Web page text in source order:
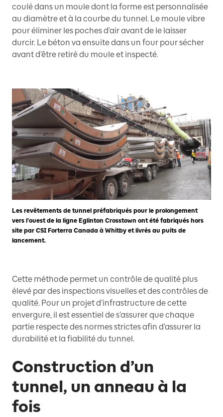
coulé dans un moule dont la forme est personnalisée
au diamètre et à la courbe du tunnel. Le moule vibre
pour éliminer les poches d’air avant de le laisser
durcir. Le béton va ensuite dans un four pour sécher
avant d’être retiré du moule et inspecté.
Les revêtements de tunnel préfabriqués pour le prolongement
vers l’ouest de la ligne Eglinton Crosstown ont été fabriqués hors
site par CSI Forterra Canada à Whitby et livrés au puits de
lancement.
Cette méthode permet un contrôle de qualité plus
élevé par des inspections visuelles et des contrôles de
qualité. Pour un projet d’infrastructure de cette
envergure, il est essentiel de s’assurer que chaque
partie respecte des normes strictes afin d’assurer la
durabilité et la fiabilité du tunnel.
Construction d’un
tunnel, un anneau à la
fois